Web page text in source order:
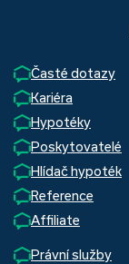
Časté dotazy
Kariéra
Hypotéky
Poskytovatelé
Hlídač hypoték
Reference
Affiliate
Právní služby